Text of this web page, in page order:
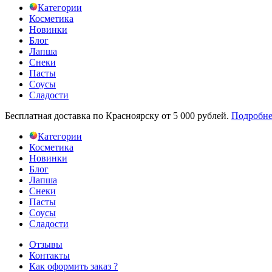
Категории
Косметика
Новинки
Блог
Лапша
Снеки
Пасты
Соусы
Сладости
Бесплатная доставка по Красноярску от 5 000 рублей.
Категории
Косметика
Новинки
Блог
Лапша
Снеки
Пасты
Соусы
Сладости
Отзывы
Контакты
Как оформить заказ ?